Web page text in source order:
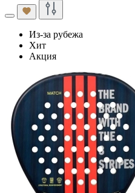
Из-за рубежа
Хит
Акция